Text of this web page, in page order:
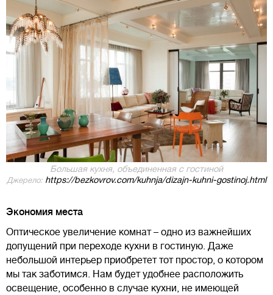
Большая кухня, объединенная с гостиной
Джерело: https://bezkovrov.com/kuhnja/dizajn-kuhni-gostinoj.html
Экономия места
Оптическое увеличение комнат – одно из важнейших
допущений при переходе кухни в гостиную. Даже
небольшой интерьер приобретет тот простор, о котором
мы так заботимся. Нам будет удобнее расположить
освещение, особенно в случае кухни, не имеющей